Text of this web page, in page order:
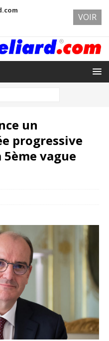
un
progressive
5ème vague
VOIR